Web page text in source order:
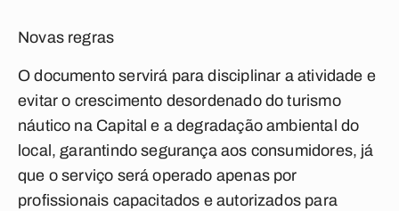
Novas regras
O documento servirá para disciplinar a atividade e
evitar o crescimento desordenado do turismo
náutico na Capital e a degradação ambiental do
local, garantindo segurança aos consumidores, já
que o serviço será operado apenas por
profissionais capacitados e autorizados para